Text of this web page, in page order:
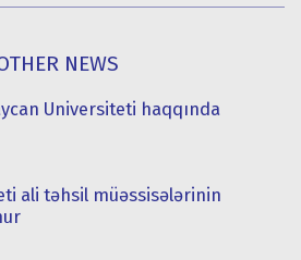
NEWS
Universiteti haqqında
ali təhsil müəssisələrinin